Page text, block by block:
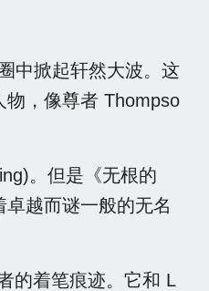
中掀起轩然大波。这
，像尊者 Thompso
。但是《无根的
越而谜一般的无名
的着笔痕迹。它和 L